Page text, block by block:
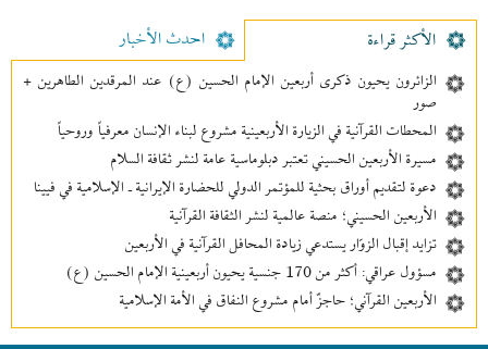
الأکثر قراءة احدث الأخبار
الزائرون يحيون ذكرى أربعين الإمام الحسين (ع) عند المرقدين الطاهرين +
صور
المحطات القرآنية في الزيارة الأربعينية مشروع لبناء الإنسان معرفیاً وروحياً
مسيرة الأربعين الحسيني تعتبر دبلوماسية عامة لنشر ثقافة السلام
دعوة لتقديم أوراق بحثية للمؤتمر الدولي للحضارة الإيرانية ـ الإسلامية في فيينا
الأربعين الحسيني؛ منصة عالمية لنشر الثقافة القرآنية
تزايد إقبال الزوّار يستدعي زيادة المحافل القرآنية في الأربعين
مسؤول عراقي: أكثر من 170 جنسية يحيون أربعينية الإمام الحسين (ع)
الأربعين القرآني؛ حاجزٌ أمام مشروع النفاق في الأمة الإسلامية